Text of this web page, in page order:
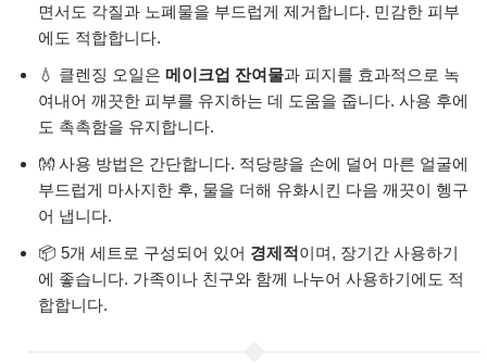
면서도 각질과 노폐물을 부드럽게 제거합니다. 민감한 피부
에도 적합합니다.
💧 클렌징 오일은 메이크업 잔여물과 피지를 효과적으로 녹
여내어 깨끗한 피부를 유지하는 데 도움을 줍니다. 사용 후에
도 촉촉함을 유지합니다.
👐 사용 방법은 간단합니다. 적당량을 손에 덜어 마른 얼굴에
부드럽게 마사지한 후, 물을 더해 유화시킨 다음 깨끗이 헹구
어 냅니다.
📦 5개 세트로 구성되어 있어 경제적이며, 장기간 사용하기
에 좋습니다. 가족이나 친구와 함께 나누어 사용하기에도 적
합합니다.